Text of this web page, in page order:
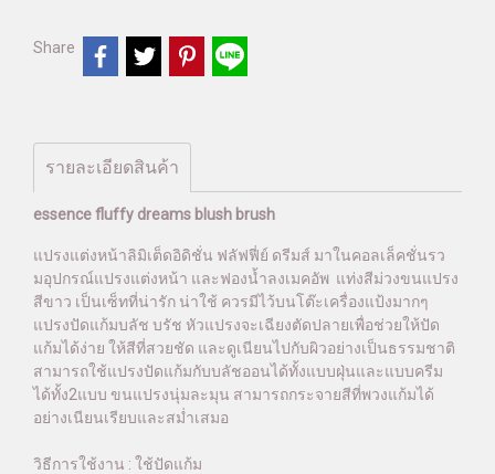
Share
รายละเอียดสินค้า
essence fluffy dreams blush brush
แปรงแต่งหน้าลิมิเต็ดอิดิชั่น ฟลัฟฟี่ย์ ดรีมส์ มาในคอลเล็คชั่นรว
มอุปกรณ์แปรงแต่งหน้า และฟองน้ำลงเมคอัพ แท่งสีม่วงขนแปรง
สีขาว เป็นเซ็ทที่น่ารัก น่าใช้ ควรมีไว้บนโต๊ะเครื่องแป้งมากๆ
แปรงปัดแก้มบลัช บรัช หัวแปรงจะเฉียงตัดปลายเพื่อช่วยให้ปัด
แก้มได้ง่าย ให้สีที่สวยชัด และดูเนียนไปกับผิวอย่างเป็นธรรมชาติ
สามารถใช้แปรงปัดแก้มกับบลัชออนได้ทั้งแบบฝุ่นและแบบครีม
ได้ทั้ง2แบบ ขนแปรงนุ่มละมุน สามารถกระจายสีที่พวงแก้มได้
อย่างเนียนเรียบและสม่ำเสมอ
วิธีการใช้งาน : ใช้ปัดแก้ม